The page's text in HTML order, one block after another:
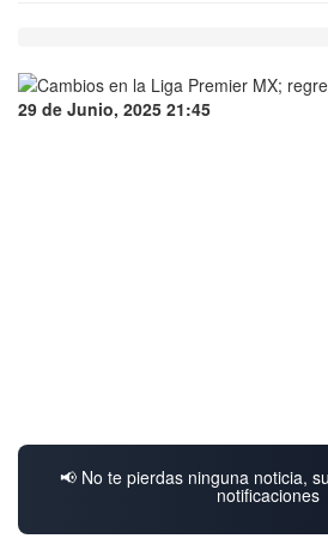
29 de Junio, 2025 21:45
📢 No te pierdas ninguna noticia,
notificaciones